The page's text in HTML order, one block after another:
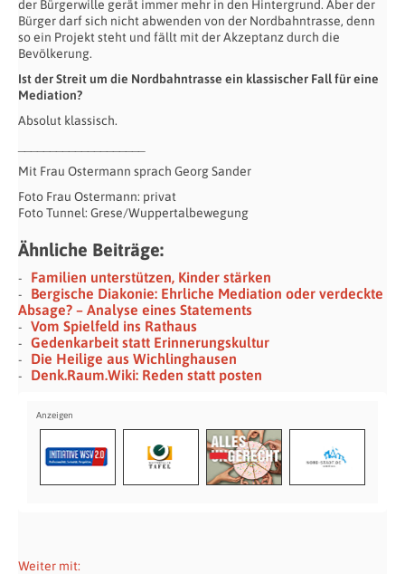
der Bürgerwille gerät immer mehr in den Hintergrund. Aber der
Bürger darf sich nicht abwenden von der Nordbahntrasse, denn
so ein Projekt steht und fällt mit der Akzeptanz durch die
Bevölkerung.
Ist der Streit um die Nordbahntrasse ein klassischer Fall für eine
Mediation?
Absolut klassisch.
Mit Frau Ostermann sprach Georg Sander
Foto Frau Ostermann: privat
Foto Tunnel: Grese/Wuppertalbewegung
Ähnliche Beiträge:
Familien unterstützen, Kinder stärken
Bergische Diakonie: Ehrliche Mediation oder verdeckte
Absage? – Analyse eines Statements
Vom Spielfeld ins Rathaus
Gedenkarbeit statt Erinnerungskultur
Die Heilige aus Wichlinghausen
Denk.Raum.Wiki: Reden statt posten
Weiter mit: